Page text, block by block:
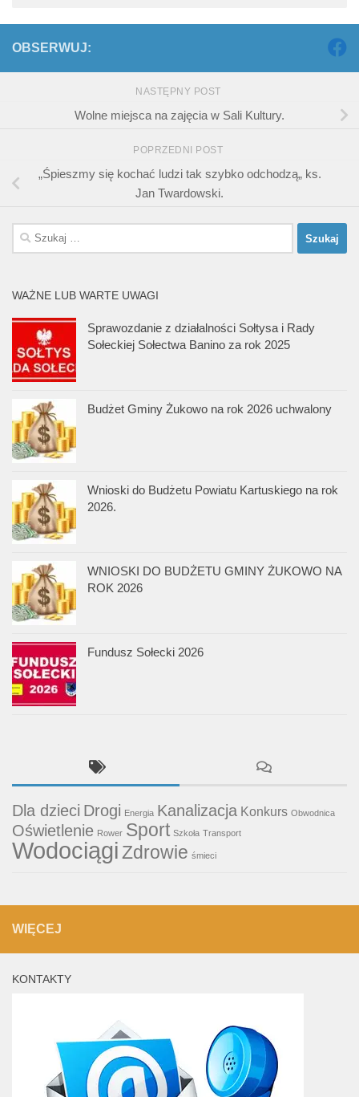
OBSERWUJ:
NASTĘPNY POST
Wolne miejsca na zajęcia w Sali Kultury.
POPRZEDNI POST
„Śpieszmy się kochać ludzi tak szybko odchodzą„ ks.
Jan Twardowski.
Szukaj:
WAŻNE LUB WARTE UWAGI
Sprawozdanie z działalności Sołtysa i Rady
Sołeckiej Sołectwa Banino za rok 2025
Budżet Gminy Żukowo na rok 2026 uchwalony
Wnioski do Budżetu Powiatu Kartuskiego na rok
2026.
WNIOSKI DO BUDŻETU GMINY ŻUKOWO NA
ROK 2026
Fundusz Sołecki 2026
Dla dzieci Drogi Energia Kanalizacja Konkurs Obwodnica
Oświetlenie Rower Sport Szkoła Transport
WodociągiZdrowie śmieci
WIĘCEJ
KONTAKTY